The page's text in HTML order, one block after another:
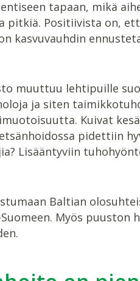
tapaan, mikä
pitkiä. Positiivista on,
kasvuvauhdin
muuttuu lehtipuille
ja siten
Kuivat
pidettiin
Lisääntyviin
Baltian
Myös puuston